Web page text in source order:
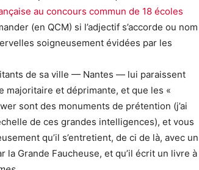
au concours commun de 18 écoles
(en QCM) si l’adjectif s’accorde ou nom
soigneusement évidées par les
de sa ville — Nantes — lui paraissent
majoritaire et déprimante, et que les «
sont des monuments de prétention (j’ai
de ces grandes intelligences), et vous
qu’il s’entretient, de ci de là, avec un
Grande Faucheuse, et qu’il écrit un livre à